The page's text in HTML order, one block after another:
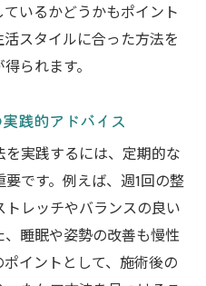
いるかどうかもポイント
スタイルに合った方法を
られます。
践的アドバイス
実践するには、定期的な
です。例えば、週1回の整
レッチやバランスの良い
睡眠や姿勢の改善も慢性
イントとして、施術後の